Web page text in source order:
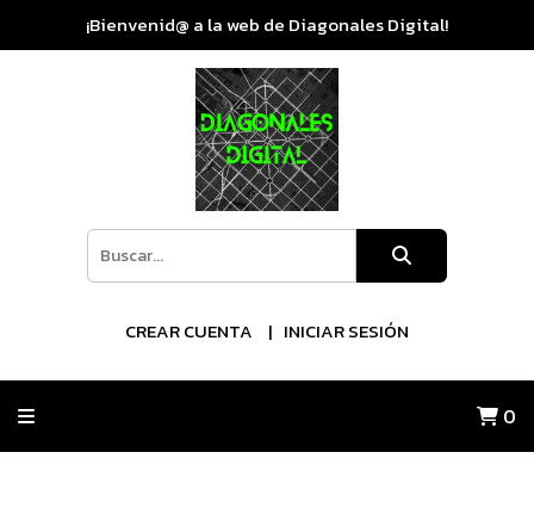
¡Bienvenid@ a la web de Diagonales Digital!
CREAR CUENTA INICIAR SESIÓN
0